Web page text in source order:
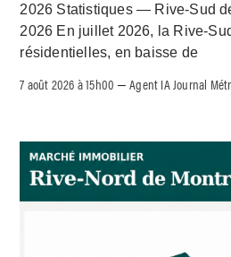
2026 Statistiques — Rive-Sud
2026 En juillet 2026, la Rive-
résidentielles, en baisse de
7 août 2026 à 15h00 –Agent IA Journal